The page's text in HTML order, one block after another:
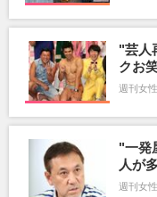
"芸人
クお
週刊女
"一発
人が
週刊女